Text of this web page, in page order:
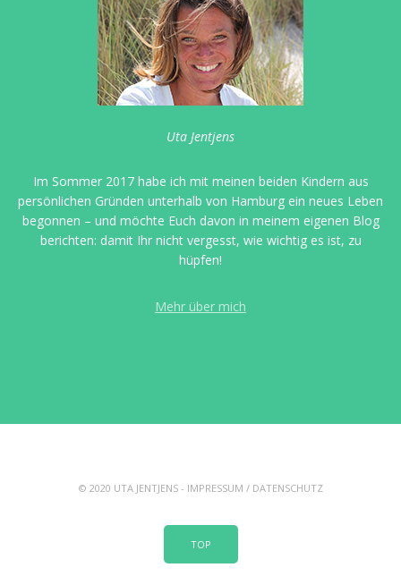
Uta Jentjens
Im Sommer 2017 habe ich mit meinen beiden Kindern aus
persönlichen Gründen unterhalb von Hamburg ein neues Leben
begonnen – und möchte Euch davon in meinem eigenen Blog
berichten: damit Ihr nicht vergesst, wie wichtig es ist, zu
hüpfen!
Mehr über mich
© 2020 UTA JENTJENS - IMPRESSUM / DATENSCHUTZ
TOP